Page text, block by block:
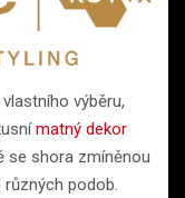
výběru,
matný dekor
se shora zmíněnou
podob.